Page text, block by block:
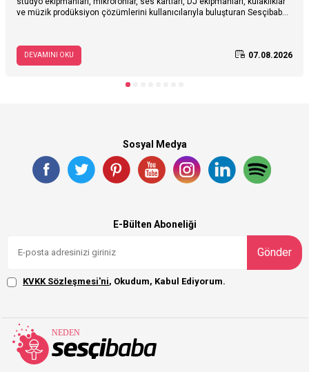
ve müzik prodüksiyon çözümlerini kullanıcılarıyla buluşturan Sesçibaba,
arasında geçerli 7. yaş kampanyasına özel avantajları inceleyin.
DEVAMINI OKU 07.08.2026
Sosyal Medya
E-Bülten Aboneliği
Gönder
KVKK Sözleşmesi'ni, Okudum, Kabul Ediyorum.